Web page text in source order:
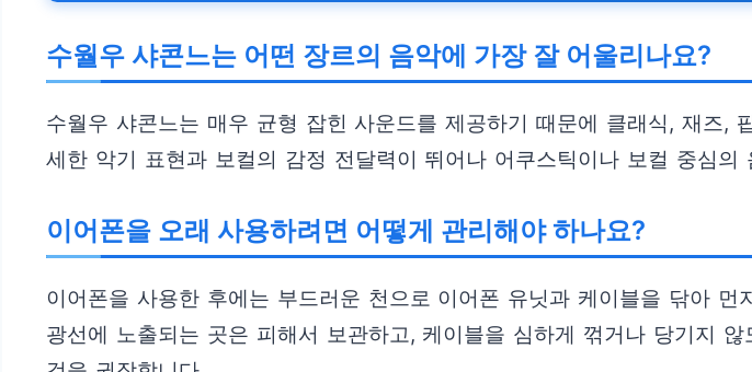
수월우 샤콘느는 어떤 장르의 음악에 가장 잘 어울리나요?
수월우 샤콘느는 매우 균형 잡힌 사운드를 제공하기 때문에 클래식, 재즈,
세한 악기 표현과 보컬의 감정 전달력이 뛰어나 어쿠스틱이나 보컬 중심
이어폰을 오래 사용하려면 어떻게 관리해야 하나요?
이어폰을 사용한 후에는 부드러운 천으로 이어폰 유닛과 케이블을 닦아
광선에 노출되는 곳은 피해서 보관하고, 케이블을 심하게 꺾거나 당기지